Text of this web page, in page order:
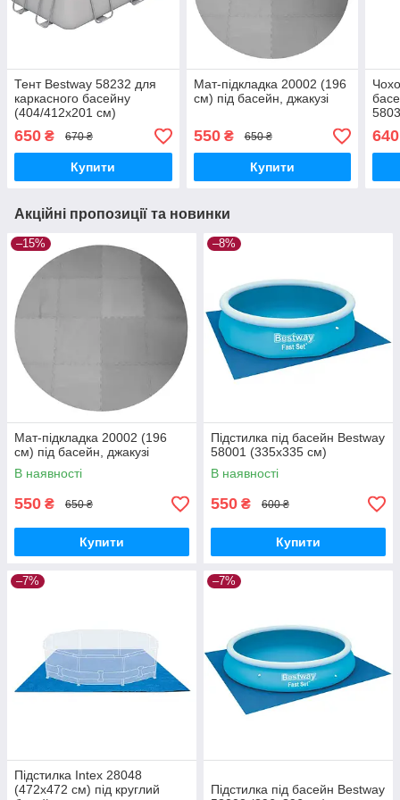
Тент Bestway 58232 для
каркасного басейну
(404/412х201 см)
650 ₴ 670 ₴
Купити
Мат-підкладка 20002 (196
см) під басейн, джакузі
550₴ 650 ₴
Купити
640
Акційні пропозиції та новинки
–15%
Мат-підкладка 20002 (196
см) під басейн, джакузі
В наявності
550 ₴ 650 ₴
Купити
–8%
Підстилка під басейн Bestway
58001 (335х335 см)
В наявності
550 ₴ 600 ₴
Купити
–7%
Підстилка Intex 28048
(472х472 см) під круглий
–7%
Підстилка під басейн Bestway